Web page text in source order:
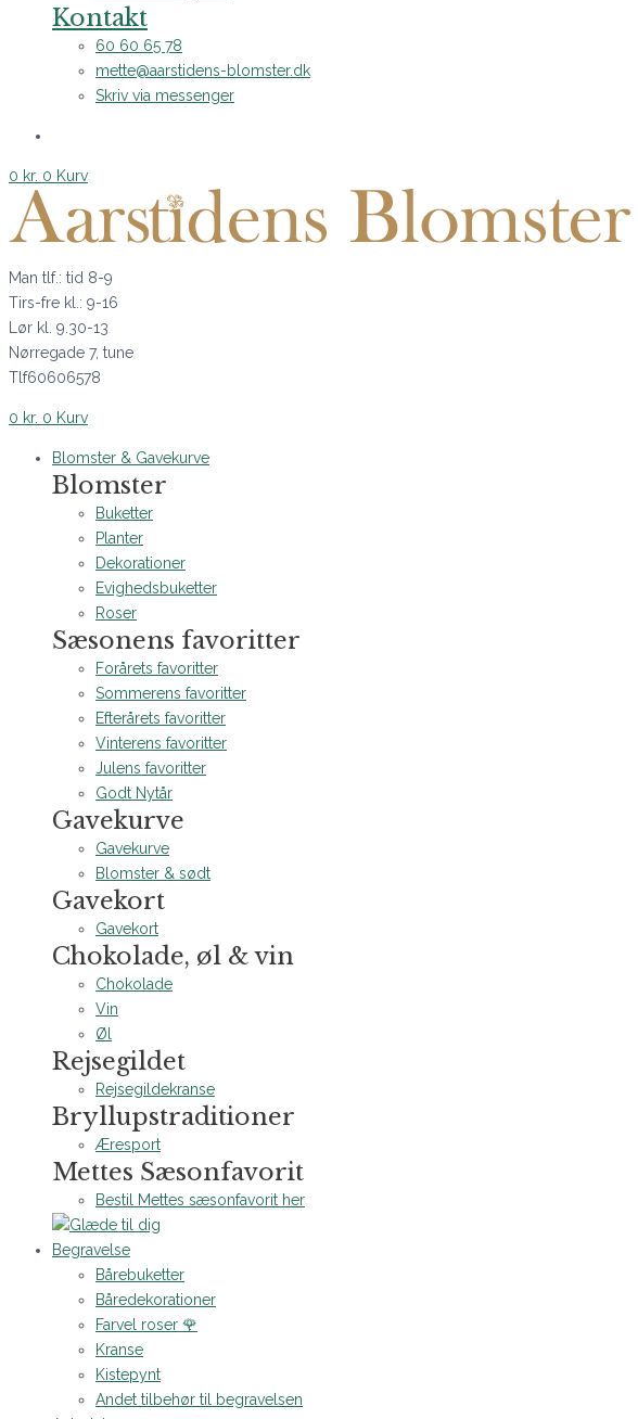
Kontakt
60 60 65 78
mette@aarstidens-blomster.dk
Skriv via messenger
0 kr. 0 Kurv
Man tlf.: tid 8-9
Tirs-fre kl.: 9-16
Lør kl. 9.30-13
Nørregade 7, tune
Tlf60606578
0 kr. 0 Kurv
Blomster & Gavekurve
Blomster
Buketter
Planter
Dekorationer
Evighedsbuketter
Roser
Sæsonens favoritter
Forårets favoritter
Sommerens favoritter
Efterårets favoritter
Vinterens favoritter
Julens favoritter
Godt Nytår
Gavekurve
Gavekurve
Blomster & sødt
Gavekort
Gavekort
Chokolade, øl & vin
Chokolade
Vin
Øl
Rejsegildet
Rejsegildekranse
Bryllupstraditioner
Æresport
Mettes Sæsonfavorit
Bestil Mettes sæsonfavorit her
Begravelse
Bårebuketter
Båredekorationer
Farvel roser 🌹
Kranse
Kistepynt
Andet tilbehør til begravelsen